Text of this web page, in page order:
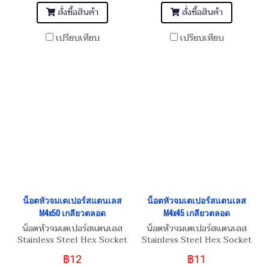
สั่งซื้อสินค้า
เปรียบเทียบ
สั่งซื้อสินค้า
เปรียบเทียบ
น็อตหัวจมเตเปอร์สแตนเลส
M4x50 เกลียวตลอด
น็อตหัวจมเตเปอร์สแตนเลส
Stainless Steel Hex Socket
Taper Head Screw M4x50
฿12
น็อตหัวจมเตเปอร์สแตนเลส
M4x45 เกลียวตลอด
น็อตหัวจมเตเปอร์สแตนเลส
Stainless Steel Hex Socket
Taper Head Screw M4x45
฿11